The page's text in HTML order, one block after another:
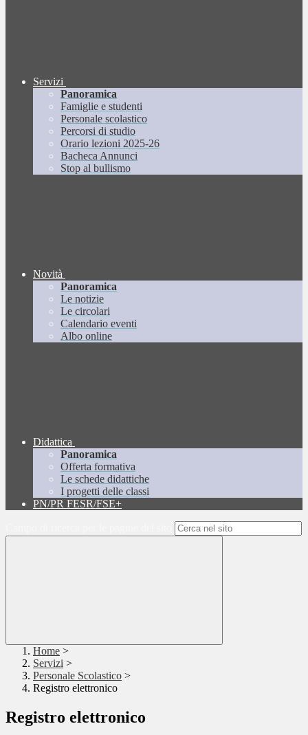
Servizi
Panoramica
Famiglie e studenti
Personale scolastico
Percorsi di studio
Orario lezioni 2025-26
Bacheca Annunci
Stop al bullismo
Novità
Panoramica
Le notizie
Le circolari
Calendario eventi
Albo online
Didattica
Panoramica
Offerta formativa
Le schede didattiche
I progetti delle classi
PN/PR FESR/FSE+
Home >
Servizi >
Personale Scolastico >
Registro elettronico
Registro elettronico